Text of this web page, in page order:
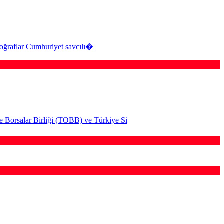
Cumhuriyet savcılı�
Borsalar Birliği (TOBB) ve Türkiye Si